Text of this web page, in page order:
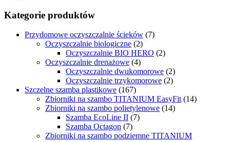
Kategorie produktów
Przydomowe oczyszczalnie ścieków (7)
Oczyszczalnie biologiczne (2)
Oczyszczalnie BIO HERO (2)
Oczyszczalnie drenażowe (4)
Oczyszczalnie dwukomorowe (2)
Oczyszczalnie trzykomorowe (2)
Szczelne szamba plastikowe (167)
Zbiorniki na szambo TITANIUM EasyFit (14)
Zbiorniki na szambo polietylenowe (14)
Szamba EcoLine II (7)
Szamba Octagon (7)
Zbiorniki na szambo podziemne TITANIUM